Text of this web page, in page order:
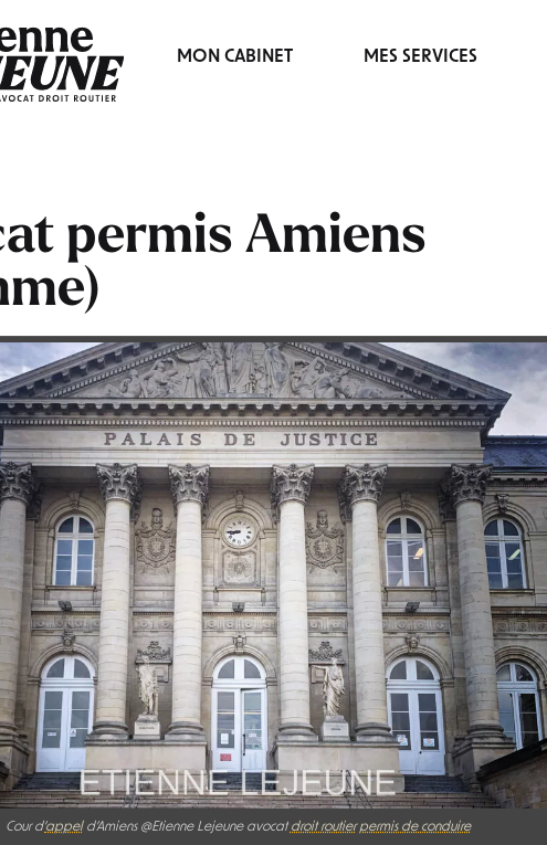
MON CABINET MES SERVICES
permis Amiens
Cour d’appeld’Amiens @Etienne Lejeune avocat droit routier permis de conduire